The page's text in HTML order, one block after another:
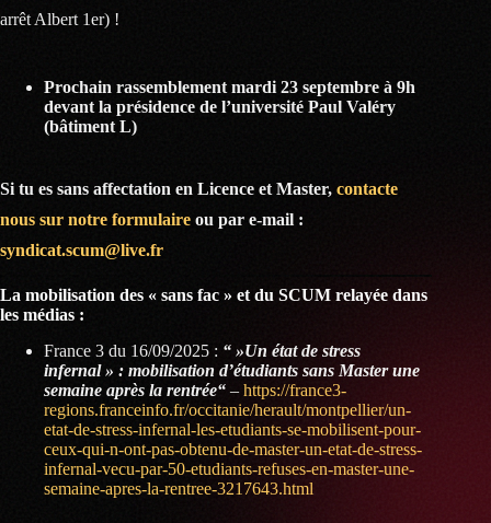
arrêt Albert 1er) !
Prochain rassemblement mardi 23 septembre à 9h
devant la présidence de l’université Paul Valéry
(bâtiment L)
Si tu es sans affectation en Licence et Master, contacte
nous sur notre formulaire ou par e-mail :
syndicat.scum@live.fr
La mobilisation des « sans fac » et du SCUM relayée dans
les médias :
France 3 du 16/09/2025 : “ »Un état de stress
infernal » : mobilisation d’étudiants sans Master une
semaine après la rentrée“–https://france3-
regions.franceinfo.fr/occitanie/herault/montpellier/un-
etat-de-stress-infernal-les-etudiants-se-mobilisent-pour-
ceux-qui-n-ont-pas-obtenu-de-master-un-etat-de-stress-
infernal-vecu-par-50-etudiants-refuses-en-master-une-
semaine-apres-la-rentree-3217643.html